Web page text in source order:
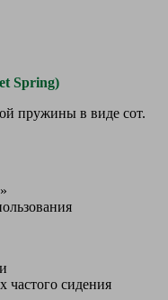
Spring)
пружины в виде сот.
частого сидения